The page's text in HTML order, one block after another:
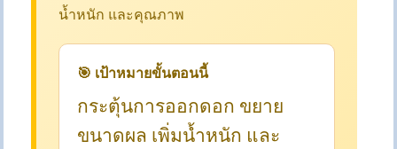
น้ำหนัก และคุณภาพ
🎯 เป้าหมายขั้นตอนนี้
กระตุ้นการออกดอก ขยาย
ขนาดผล เพิ่มน้ำหนัก และ